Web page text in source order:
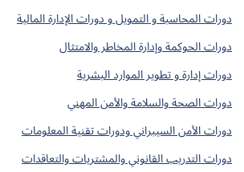
دورات المحاسبة و التمويل و دورات الإدارة المالية
دورات الحوكمة وإدارة المخاطر والامتثال
دورات إدارة و تطوير الموارد البشرية
دورات الصحة والسلامة والأمن المهني
دورات الأمن السيبراني ودورات تقنية المعلومات
دورات التدريب القانوني والمشتريات والتعاقدات